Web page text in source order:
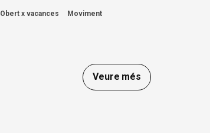
Obert x vacances Moviment
Veure més